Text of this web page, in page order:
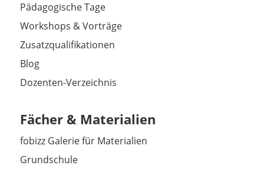
Pädagogische Tage
Workshops & Vorträge
Zusatzqualifikationen
Blog
Dozenten-Verzeichnis
Fächer & Materialien
fobizz Galerie für Materialien
Grundschule